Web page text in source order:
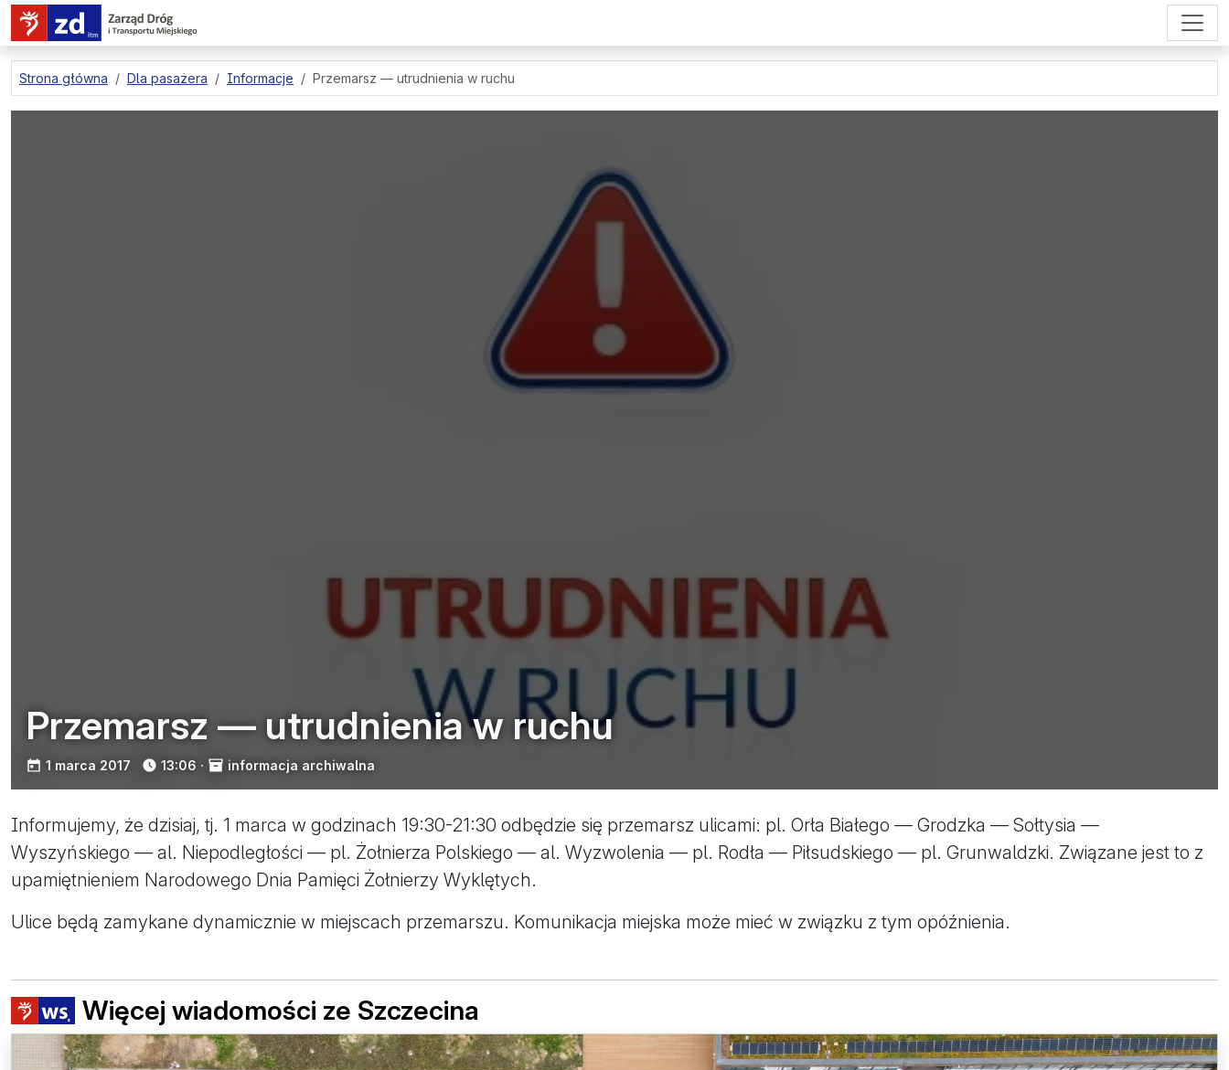
przejdź do treści strony
Strona główna Dla pasażera Informacje Przemarsz — utrudnienia w ruchu
Przemarsz — utrudnienia w ruchu
opublikowano:
1 marca 2017 13:06 · informacja archiwalna
Informujemy, że dzisiaj, tj. 1 marca w godzinach 19:30-21:30 odbędzie się przemarsz ulicami: pl. Orła Białego — Grodzka — Sołtysia —
Wyszyńskiego — al. Niepodległości — pl. Żołnierza Polskiego — al. Wyzwolenia — pl. Rodła — Piłsudskiego — pl. Grunwaldzki. Związane jest to z
upamiętnieniem Narodowego Dnia Pamięci Żołnierzy Wyklętych.
Ulice będą zamykane dynamicznie w miejscach przemarszu. Komunikacja miejska może mieć w związku z tym opóźnienia.
Więcej wiadomości ze Szczecina